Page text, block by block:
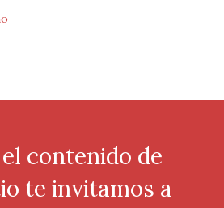
contenido de
te invitamos a